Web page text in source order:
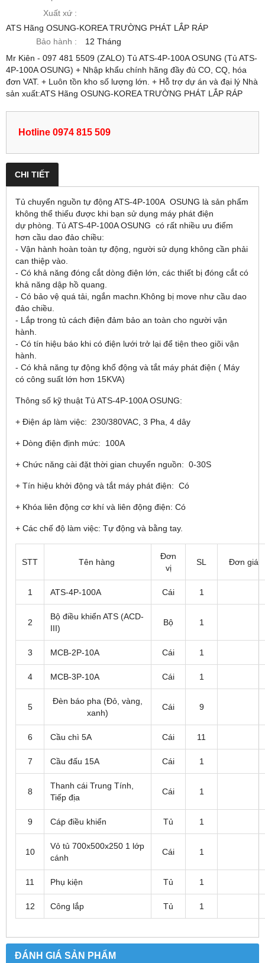
Xuất xứ :
ATS Hãng OSUNG-KOREA TRƯỜNG PHÁT LẮP RÁP
Bảo hành :
12 Tháng
Mr Kiên - 097 481 5509 (ZALO) Tủ ATS-4P-100A OSUNG (Tủ ATS-
4P-100A OSUNG) + Nhập khẩu chính hãng đầy đủ CO, CQ, hóa
đơn VAT. + Luôn tồn kho số lượng lớn. + Hỗ trợ dự án và đại lý Nhà
sản xuất:ATS Hãng OSUNG-KOREA TRƯỜNG PHÁT LẮP RÁP
Hotline 0974 815 509
CHI TIẾT
Tủ chuyển nguồn tự động ATS-4P-100A OSUNG là sản phẩm
không thể thiếu được khi bạn sử dụng máy phát điện
dự phòng. Tủ ATS-4P-100A OSUNG có rất nhiều ưu điểm
hơn cầu dao đảo chiều:
- Vận hành hoàn toàn tự động, người sử dụng không cần phải
can thiệp vào.
- Có khả năng đóng cắt dòng điện lớn, các thiết bị đóng cắt có
khả năng dập hồ quang.
- Có bảo vệ quá tải, ngắn machn.Không bị move như cầu dao
đảo chiều.
- Lắp trong tủ cách điện đảm bảo an toàn cho người vận
hành.
- Có tín hiệu báo khi có điện lưới trở lại để tiện theo giõi vận
hành.
- Có khả năng tự động khổ động và tắt máy phát điện ( Máy
có công suất lớn hơn 15KVA)
Thông số kỹ thuật Tủ ATS-4P-100A OSUNG:
+ Điện áp làm việc: 230/380VAC, 3 Pha, 4 dây
+ Dòng điện định mức: 100A
+ Chức năng cài đặt thời gian chuyển nguồn: 0-30S
+ Tín hiệu khởi động và tắt máy phát điện: Có
+ Khóa liên động cơ khí và liên động điện: Có
+ Các chế độ làm việc: Tự động và bằng tay.
STT Tên hàng
Đơn
vị
SL Đơn giá
1 ATS-4P-100A Cái 1
2
Bộ điều khiển ATS (ACD-
III)
Bộ 1
3 MCB-2P-10A Cái 1
4 MCB-3P-10A Cái 1
5
Đèn báo pha (Đỏ, vàng,
xanh)
Cái 9
6 Cầu chì 5A Cái 11
7 Cầu đấu 15A Cái 1
8
Thanh cái Trung Tính,
Tiếp địa
Cái 1
9 Cáp điều khiển Tủ 1
10
Vỏ tủ 700x500x250 1 lớp
cánh
Cái 1
11 Phụ kiện Tủ 1
12 Công lắp Tủ 1
ĐÁNH GIÁ SẢN PHẨM